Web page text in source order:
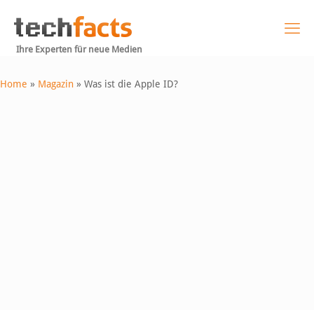
Ihre Experten für neue Medien
Home » Magazin » Was ist die Apple ID?